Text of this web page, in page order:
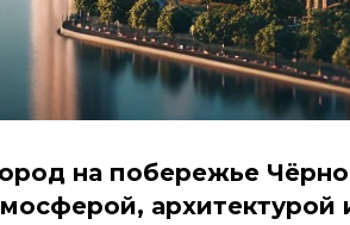
на побережье
архитектурой